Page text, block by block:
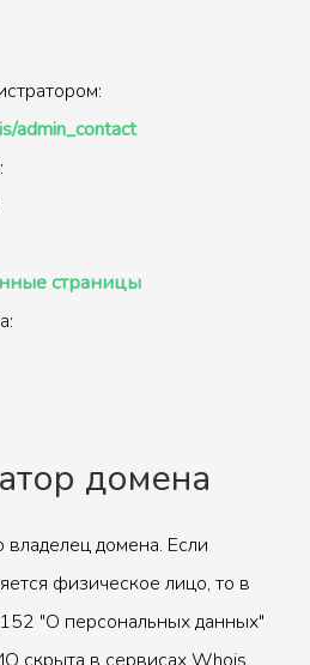
admin_contact
страницы
домена
домена. Если
физическое лицо, то в
"О персональных данных"